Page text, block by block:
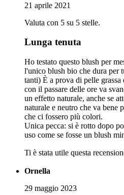
21 aprile 2021
Valuta con 5 su 5 stelle.
Lunga tenuta
Ho testato questo blush per
l'unico blush bio che dura per
tanti) È a prova di pelle grassa
con il passare delle ore va
un effetto naturale, anche se
naturale e neutro che va bene
che ci fossero più colori.
Unica pecca: si è rotto dopo
uso come se fosse un blush
Ti è stata utile questa
Ornella
29 maggio 2023